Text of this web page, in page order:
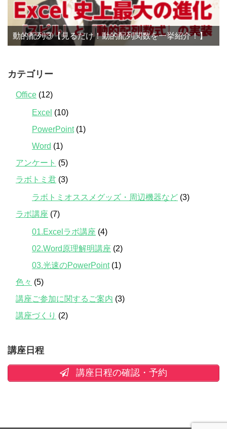
動的配列③【見るだけ！動的配列関数を一挙紹介！】
カテゴリー
Office (12)
Excel (10)
PowerPoint(1)
Word (1)
アンケート (5)
ラボトミ君 (3)
ラボトミオススメグッズ・周辺機器など (3)
ラボ講座 (7)
01.Excelラボ講座 (4)
02.Word原理解明講座 (2)
03.光速のPowerPoint(1)
色々 (5)
講座ご参加に関するご案内 (3)
講座づくり (2)
講座日程
講座日程の確認・予約